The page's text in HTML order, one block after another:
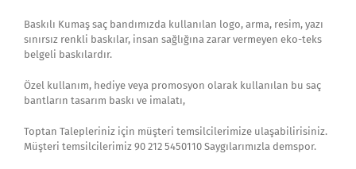
Baskılı Kumaş saç bandımızda kullanılan logo, arma, resim, yazı
sınırsız renkli baskılar, insan sağlığına zarar vermeyen eko-teks
belgeli baskılardır.
Özel kullanım, hediye veya promosyon olarak kullanılan bu saç
bantların tasarım baskı ve imalatı,
Toptan Talepleriniz için müşteri temsilcilerimize ulaşabilirisiniz.
Müşteri temsilcilerimiz 90 212 5450110 Saygılarımızla demspor.